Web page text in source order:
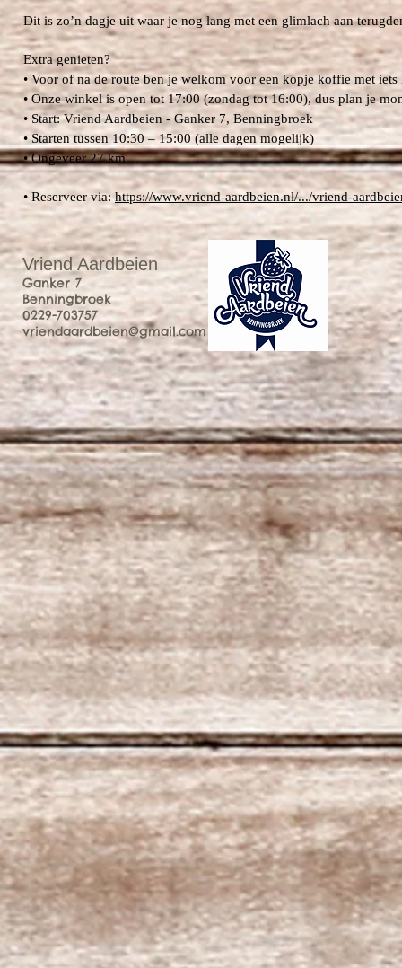
Dit is zo’n dagje uit waar je nog lang met een glimlach aan
Extra genieten?
• Voor of na de route ben je welkom voor een kopje koffie met
• Onze winkel is open tot 17:00 (zondag tot 16:00), dus plan je
• Start: Vriend Aardbeien - Ganker 7, Benningbroek
• Starten tussen 10:30 – 15:00 (alle dagen mogelijk)
• Ongeveer 27 km
• Reserveer via:https://www.vriend-aardbeien.nl/.../vriend-
Vriend Aardbeien
Ganker 7
Benningbroek
0229-703757
vriendaardbeien@gmail.com